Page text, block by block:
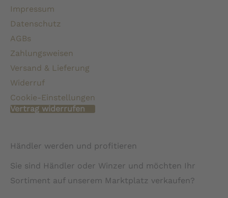
Impressum
Datenschutz
AGBs
Zahlungsweisen
Versand & Lieferung
Widerruf
Cookie-Einstellungen
Vertrag widerrufen
Händler werden und profitieren
Sie sind Händler oder Winzer und möchten Ihr
Sortiment auf unserem Marktplatz verkaufen?